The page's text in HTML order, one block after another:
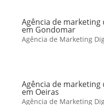
Agência de
em Gondomar
Agência de Marketing
Agência de
em Oeiras
Agência de Marketing